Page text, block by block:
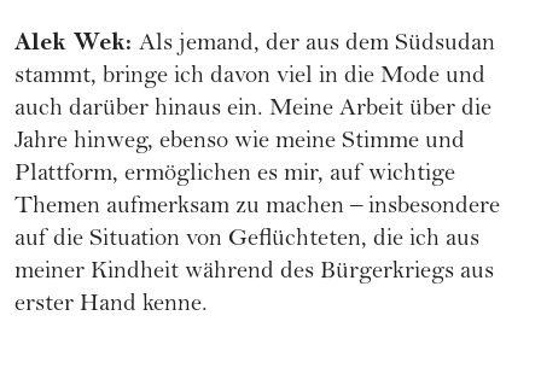
Alek Wek: Als jemand, der aus dem Südsudan
stammt, bringe ich davon viel in die Mode und
auch darüber hinaus ein. Meine Arbeit über die
Jahre hinweg, ebenso wie meine Stimme und
Plattform, ermöglichen es mir, auf wichtige
Themen aufmerksam zu machen – insbesondere
auf die Situation von Geflüchteten, die ich aus
meiner Kindheit während des Bürgerkriegs aus
erster Hand kenne.